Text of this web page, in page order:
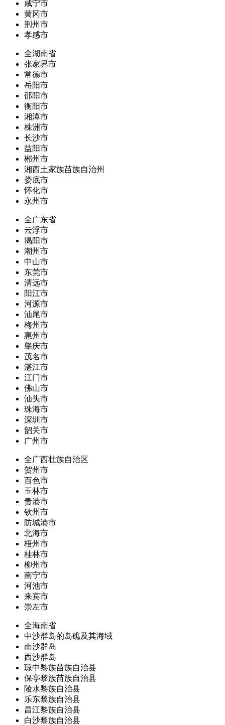
咸宁市
黄冈市
荆州市
孝感市
全湖南省
张家界市
常德市
岳阳市
邵阳市
衡阳市
湘潭市
株洲市
长沙市
益阳市
郴州市
湘西土家族苗族自治州
娄底市
怀化市
永州市
全广东省
云浮市
揭阳市
潮州市
中山市
东莞市
清远市
阳江市
河源市
汕尾市
梅州市
惠州市
肇庆市
茂名市
湛江市
江门市
佛山市
汕头市
珠海市
深圳市
韶关市
广州市
全广西壮族自治区
贺州市
百色市
玉林市
贵港市
钦州市
防城港市
北海市
梧州市
桂林市
柳州市
南宁市
河池市
来宾市
崇左市
全海南省
中沙群岛的岛礁及其海域
南沙群岛
西沙群岛
琼中黎族苗族自治县
保亭黎族苗族自治县
陵水黎族自治县
乐东黎族自治县
昌江黎族自治县
白沙黎族自治县